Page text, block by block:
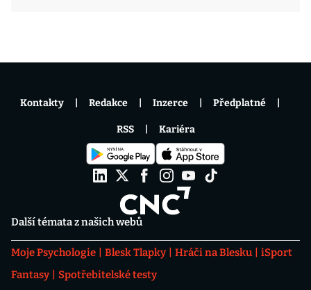
Další témata z našich webů
Moje Psychologie Blesk Tlapky Hráči na Blesku
iSport
Fantasy
Spotřebitelské testy
Kontakty Redakce Inzerce Předplatné
RSS Kariéra